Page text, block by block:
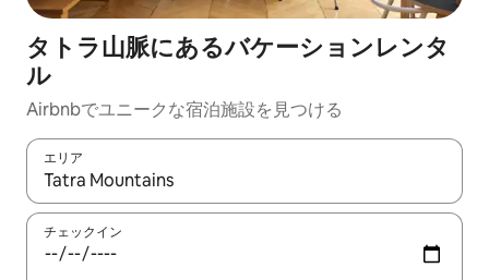
タトラ山脈にあるバケーションレンタ
ル
Airbnbでユニークな宿泊施設を見つける
エリア
検索結果が表示されたら、上下の矢印キーを使って移動するか
チェックイン